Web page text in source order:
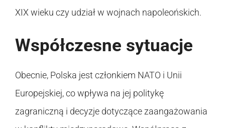
XIX wieku czy udział w wojnach napoleońskich.
Współczesne sytuacje
Obecnie, Polska jest członkiem NATO i Unii
Europejskiej, co wpływa na jej politykę
zagraniczną i decyzje dotyczące zaangażowania